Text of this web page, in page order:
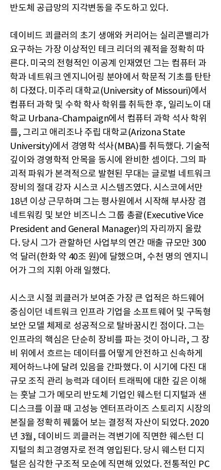
반도체 공급망의 지각변동을 주도하고 있다.
데이비드 쾨클러의 초기 생애와 커리어는 실리콘밸리가
요구하는 가장 이상적인 테크 리더의 궤적을 정확히 따
른다. 미국의 전형적인 이공계 인재였던 그는 컴퓨터 과
학과 네트워크 엔지니어링 분야에서 학문적 기초를 탄탄
히 다졌다. 미주리 대학교(University of Missouri)에서
컴퓨터 과학 및 수학 학사 학위를 취득한 후, 일리노이 대
학교 Urbana-Champaign에서 컴퓨터 과학 석사 학위
를, 그리고 애리조나 주립 대학교(Arizona State
University)에서 경영학 석사(MBA)를 취득했다. 기술적
깊이와 경영학적 안목을 동시에 완비한 셈이다. 그의 파
괴적 파워가 본격적으로 발현된 무대는 글로벌 네트워크
장비의 절대 강자 시스코 시스템즈였다. 시스코에서만
18년 이상 근무하며 그는 평사원에서 시작해 부사장 겸
네트워킹 및 보안 비즈니스 그룹 총괄(Executive Vice
President and General Manager)의 자리까지 올랐
다. 당시 그가 관할하던 사업부의 연간 매출 규모만 300
억 달러(한화 약 40조 원)에 달했으며, 수천 명의 엔지니
어가 그의 지휘 아래 일했다.
시스코 시절 쾨클러가 보여준 가장 큰 업적은 하드웨어
중심이던 네트워크 인프라 기업을 소프트웨어 및 구독형
보안 모델 체제로 성공적으로 탈바꿈시킨 점이다. 그는
인프라의 핵심은 단순히 장비를 파는 것이 아니라, 그 장
비 위에서 흐르는 데이터를 어떻게 안전하고 신속하게
제어하느냐에 달려 있음을 간파했다. 이 시기에 다진 대
규모 조직 관리 능력과 데이터 트래픽에 대한 깊은 이해
는 훗날 그가 메모리 반도체 기업인 웨스턴 디지털과 샌
디스크를 이끌 때 고성능 엔터프라이즈 스토리지 시장의
본질을 정확히 꿰뚫어 보는 결정적 자산이 되었다. 2020
년 3월, 데이비드 쾨클러는 격변기에 직면한 웨스턴 디
지털의 최고경영자로 전격 영입된다. 당시 웨스턴 디지
털은 심각한 구조적 모순에 직면해 있었다. 전통적인 PC